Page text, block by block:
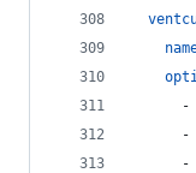
      -
      -
      -